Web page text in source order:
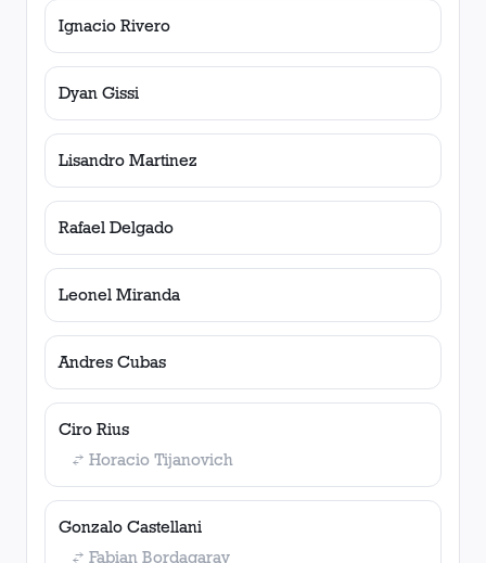
Ignacio Rivero
Dyan Gissi
Lisandro Martinez
Rafael Delgado
Leonel Miranda
Andres Cubas
Ciro Rius
Horacio Tijanovich
Gonzalo Castellani
Fabian Bordagaray